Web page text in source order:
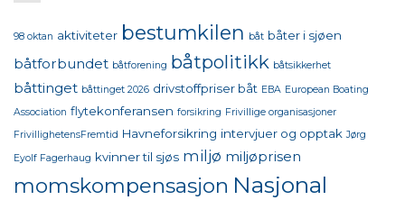
98 oktan aktiviteter bestumkilen båt båter i sjøen
båtforbundet båtforening båtpolitikk båtsikkerhet
båttinget båttinget 2026 drivstoffpriser båt EBA European Boating
Association flytekonferansen forsikring Frivillige organisasjoner
FrivillighetensFremtid Havneforsikring intervjuer og opptak Jørg
Eyolf Fagerhaug kvinner til sjøs miljø miljøprisen
momskompensasjon Nasjonal